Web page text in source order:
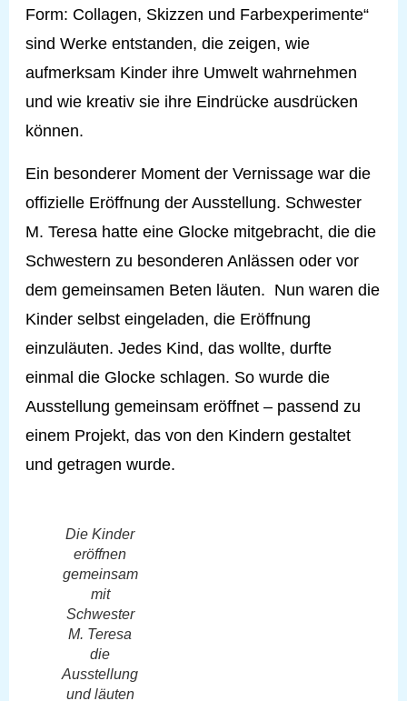
Form: Collagen, Skizzen und Farbexperimente“
sind Werke entstanden, die zeigen, wie
aufmerksam Kinder ihre Umwelt wahrnehmen
und wie kreativ sie ihre Eindrücke ausdrücken
können.
Ein besonderer Moment der Vernissage war die
offizielle Eröffnung der Ausstellung. Schwester
M. Teresa hatte eine Glocke mitgebracht, die die
Schwestern zu besonderen Anlässen oder vor
dem gemeinsamen Beten läuten. Nun waren die
Kinder selbst eingeladen, die Eröffnung
einzuläuten. Jedes Kind, das wollte, durfte
einmal die Glocke schlagen. So wurde die
Ausstellung gemeinsam eröffnet – passend zu
einem Projekt, das von den Kindern gestaltet
und getragen wurde.
Die Kinder
eröffnen
gemeinsam
mit
Schwester
M. Teresa
die
Ausstellung
und läuten